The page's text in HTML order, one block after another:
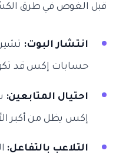
قبل الغوص في طرق
انتشار البوت:
حسابات إكس قد
احتيال المتابعين:
إكس يظل من أكبر
التلاعب بالتفاعل: